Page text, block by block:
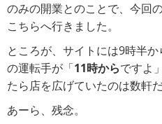
のみの開業とのことで、今回
こちらへ行きました。
ところが、サイトには9時半
の運転手が「11時からですよ
たら店を広げていたのは数軒だ
あーら、残念。